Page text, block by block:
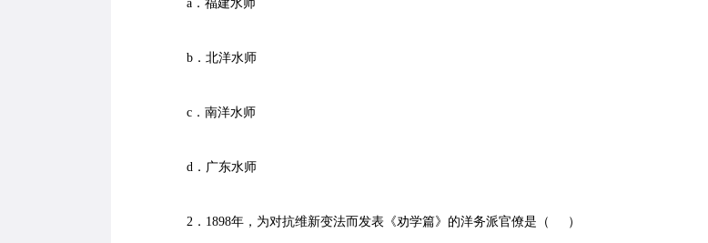
a．福建水师
b．北洋水师
c．南洋水师
d．广东水师
2．1898年，为对抗维新变法而发表《劝学篇》的洋务派官僚是（ ）